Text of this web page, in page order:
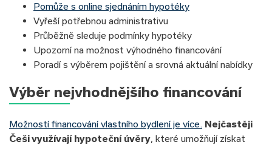
Pomůže s online sjednáním hypotéky
Vyřeší potřebnou administrativu
Průběžně sleduje podmínky hypotéky
Upozorní na možnost výhodného financování
Poradí s výběrem pojištění a srovná aktuální nabídky
Výběr nejvhodnějšího financování
Možností financování vlastního bydlení je více. Nejčastěji
Češi využívají hypoteční úvěry, které umožňují získat